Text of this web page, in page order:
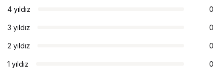
4 yıldız 0
3 yıldız 0
2 yıldız 0
1 yıldız 0